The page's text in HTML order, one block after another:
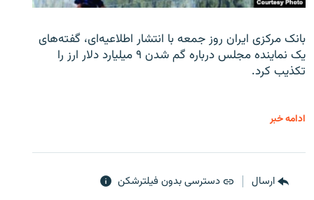
بانک مرکزی ایران روز جمعه با انتشار اطلاعیه‌ای، گفته‌های
یک نماینده مجلس درباره گم شدن ۹ میلیارد دلار ارز را
تکذیب کرد.
ادامه خبر
ارسال دسترسی بدون فیلترشکن